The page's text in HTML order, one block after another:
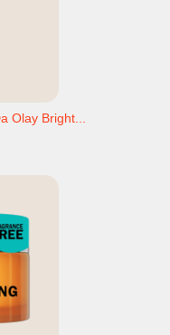
Olay Bright...